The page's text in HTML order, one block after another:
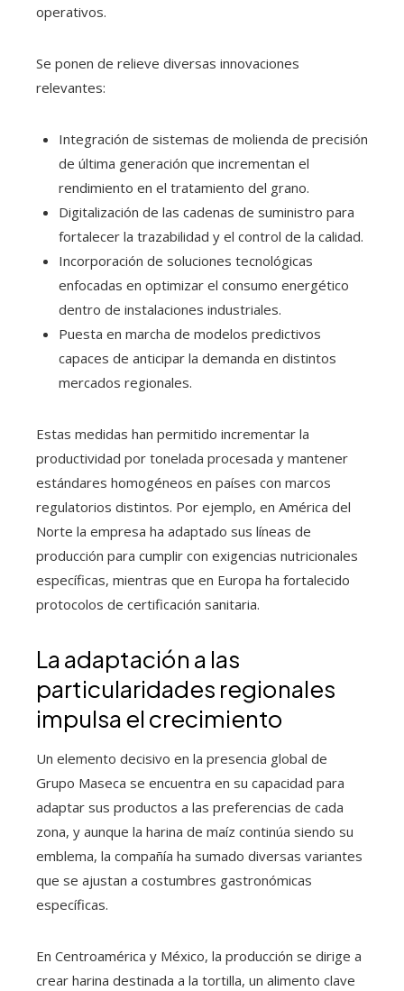
operativos.
Se ponen de relieve diversas innovaciones
relevantes:
Integración de sistemas de molienda de precisión
de última generación que incrementan el
rendimiento en el tratamiento del grano.
Digitalización de las cadenas de suministro para
fortalecer la trazabilidad y el control de la calidad.
Incorporación de soluciones tecnológicas
enfocadas en optimizar el consumo energético
dentro de instalaciones industriales.
Puesta en marcha de modelos predictivos
capaces de anticipar la demanda en distintos
mercados regionales.
Estas medidas han permitido incrementar la
productividad por tonelada procesada y mantener
estándares homogéneos en países con marcos
regulatorios distintos. Por ejemplo, en América del
Norte la empresa ha adaptado sus líneas de
producción para cumplir con exigencias nutricionales
específicas, mientras que en Europa ha fortalecido
protocolos de certificación sanitaria.
La adaptación a las
particularidades regionales
impulsa el crecimiento
Un elemento decisivo en la presencia global de
Grupo Maseca se encuentra en su capacidad para
adaptar sus productos a las preferencias de cada
zona, y aunque la harina de maíz continúa siendo su
emblema, la compañía ha sumado diversas variantes
que se ajustan a costumbres gastronómicas
específicas.
En Centroamérica y México, la producción se dirige a
crear harina destinada a la tortilla, un alimento clave